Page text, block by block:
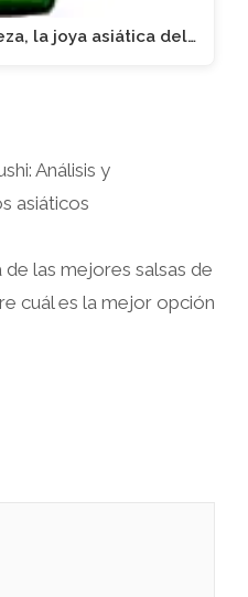
la joya asiática del…
Análisis y
asiáticos
las mejores salsas de
cuál es la mejor opción